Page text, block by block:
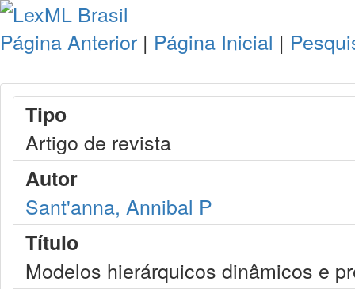
Página Anterior | Página Inicial |
Tipo
Artigo de revista
Autor
Sant'anna, Annibal P
Título
Modelos hierárquicos dinâmicos e